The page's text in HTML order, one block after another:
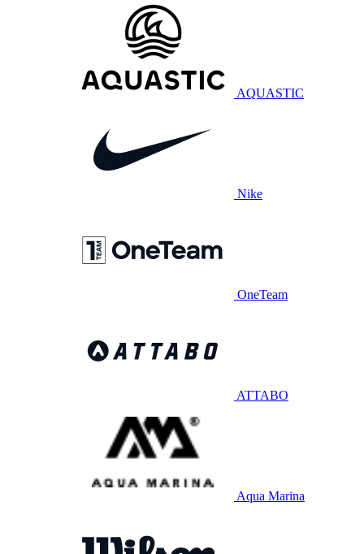
AQUASTIC
Nike
OneTeam
ATTABO
Aqua Marina